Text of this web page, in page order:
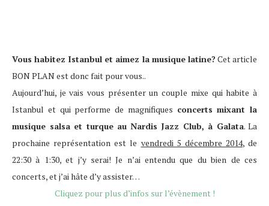
Vous habitez Istanbul et aimez la musique latine? Cet article
BON PLAN est donc fait pour vous..
Aujourd’hui, je vais vous présenter un couple mixe qui habite à
Istanbul et qui performe de magnifiques concerts mixant la
musique salsa et turque au Nardis Jazz Club, à Galata. La
prochaine représentation est le vendredi 5 décembre 2014, de
22:30 à 1:30, et j’y serai! Je n’ai entendu que du bien de ces
concerts, et j’ai hâte d’y assister…
Cliquez pour plus d’infos sur l’évènement !